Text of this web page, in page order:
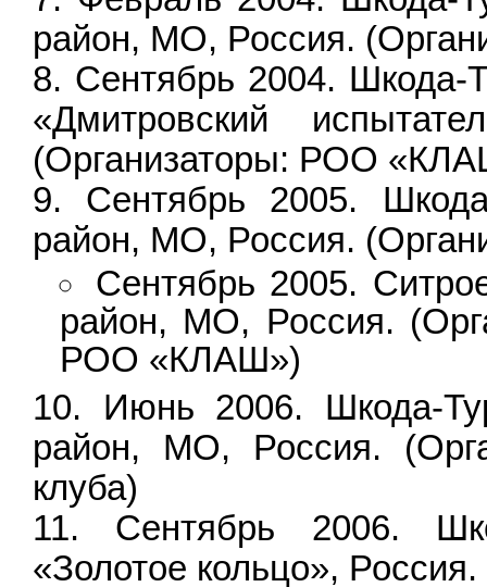
район, МО, Россия.
Сентябрь 2004. Шкода-
«Дмитровский
(Организаторы: РОО
Сентябрь 2005.
район, МО, Россия.
Сентябрь 2005.
район, МО, Россия.
РОО «КЛАШ»)
Июнь 2006. Шкода-
район, МО, Россия.
клуба)
Сентябрь 2006.
«Золотое кольцо»,